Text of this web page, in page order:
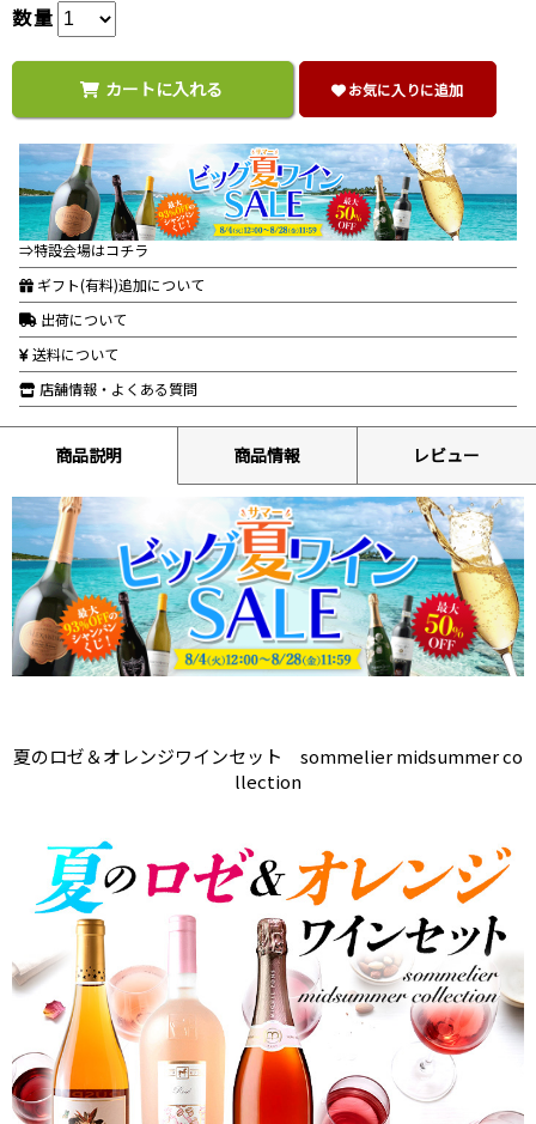
数量
カートに入れる お気に入りに追加
⇒特設会場はコチラ
ギフト(有料)追加について
出荷について
送料について
店舗情報・よくある質問
商品説明 商品情報 レビュー
夏のロゼ＆オレンジワインセット sommelier midsummer co
llection